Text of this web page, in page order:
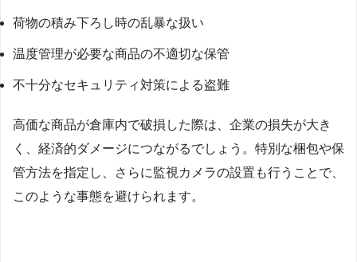
荷物の積み下ろし時の乱暴な扱い
温度管理が必要な商品の不適切な保管
不十分なセキュリティ対策による盗難
高価な商品が倉庫内で破損した際は、企業の損失が大き
く、経済的ダメージにつながるでしょう。特別な梱包や保
管方法を指定し、さらに監視カメラの設置も行うことで、
このような事態を避けられます。